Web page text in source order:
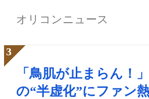
オリコンニュース
「鳥肌が止まらん！
の“半虚化”にファン熱